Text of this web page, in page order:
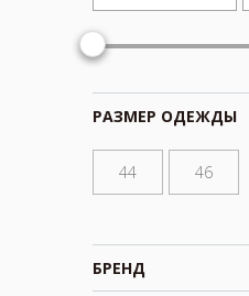
РАЗМЕР ОДЕЖДЫ
44 46
БРЕНД